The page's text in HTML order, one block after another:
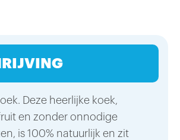
Deze heerlijke koek,
en zonder onnodige
is 100% natuurlijk en zit